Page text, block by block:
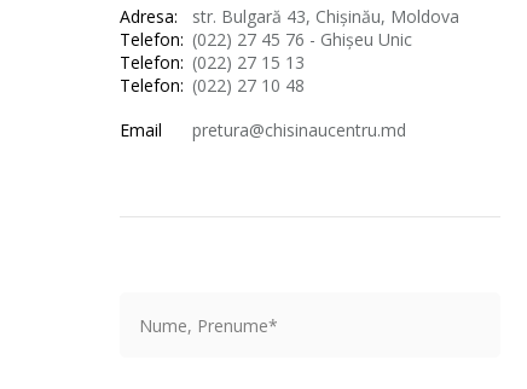
Adresa:
str. Bulgară 43, Chișinău, Moldova
Telefon: (022) 27 45 76 - Ghișeu Unic
Telefon: (022) 27 15 13
Telefon: (022) 27 10 48
Email
pretura@chisinaucentru.md